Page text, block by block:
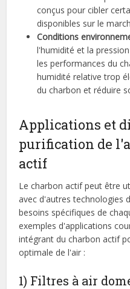
conçus pour cibler
disponibles sur le
Conditions
l'humidité et la
les performances du
humidité relative trop
du charbon et réduire
Applications et
purification de
actif
Le charbon actif peut être
avec d'autres technologies
besoins spécifiques de
exemples d'applications
intégrant du charbon actif
optimale de l'air :
1) Filtres à air